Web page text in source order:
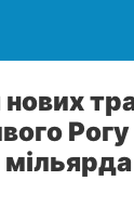
Рогу